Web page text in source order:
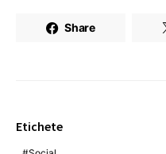
Share
Etichete